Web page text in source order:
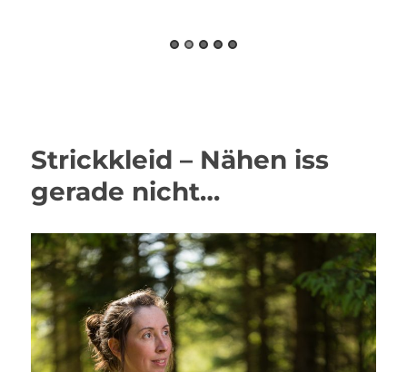
Strickkleid – Nähen iss
gerade nicht…